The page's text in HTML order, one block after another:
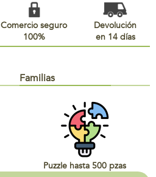
Comercio seguro
100%
Devolución
en 14 días
Familias
Puzzle hasta 500 pzas